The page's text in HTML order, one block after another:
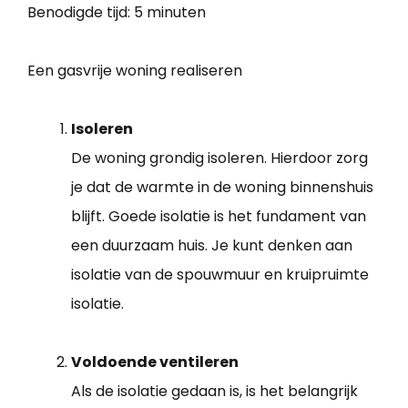
Benodigde tijd: 5 minuten
Een gasvrije woning realiseren
Isoleren
De woning grondig isoleren. Hierdoor zorg
je dat de warmte in de woning binnenshuis
blijft. Goede isolatie is het fundament van
een duurzaam huis. Je kunt denken aan
isolatie van de spouwmuur en kruipruimte
isolatie.
Voldoende ventileren
Als de isolatie gedaan is, is het belangrijk